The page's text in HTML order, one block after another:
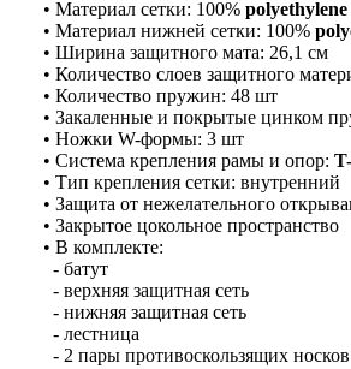
• Материал сетки: 100%
• Материал нижней сетки: 100%
• Ширина защитного мата: 26,1 см
• Количество слоев защитного
• Количество пружин: 48 шт
• Закаленные и покрытые цинком
• Ножки W-формы: 3 шт
• Система крепления рамы и опор:
• Тип крепления сетки: внутренний
• Защита от нежелательного
• Закрытое цокольное пространство
• В комплекте:
- батут
- верхняя защитная сеть
- нижняя защитная сеть
- лестница
- 2 пары противоскользящих